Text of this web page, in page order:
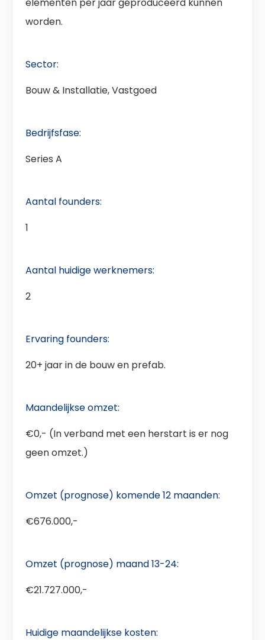
worden.
Sector:
Bouw & Installatie, Vastgoed
Bedrijfsfase:
Series A
Aantal founders:
1
Aantal huidige werknemers:
2
Ervaring founders:
20+ jaar in de bouw en prefab.
Maandelijkse omzet:
€0,- (In verband met een herstart is er nog
geen omzet.)
Omzet (prognose) komende 12 maanden:
€676.000,-
Omzet (prognose) maand 13-24:
€21.727.000,-
Huidige maandelijkse kosten: